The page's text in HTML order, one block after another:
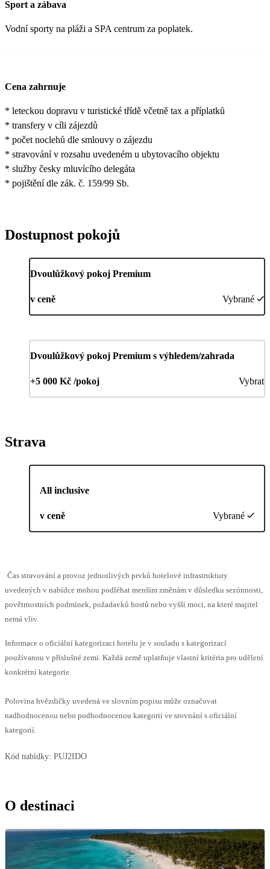
Sport a zábava
Vodní sporty na pláži a SPA centrum za poplatek.
Cena zahrnuje
* leteckou dopravu v turistické třídě včetně tax a příplatků
* transfery v cíli zájezdů
* počet noclehů dle smlouvy o zájezdu
* stravování v rozsahu uvedeném u ubytovacího objektu
* služby česky mluvícího delegáta
* pojištění dle zák. č. 159/99 Sb.
Dostupnost pokojů
Dvoulůžkový pokoj Premium
v ceně Vybrané
Dvoulůžkový pokoj Premium s výhledem/zahrada
+5 000 Kč /pokoj Vybrat
Strava
All inclusive
v ceně Vybrané
Čas stravování a provoz jednotlivých prvků hotelové infrastruktury
uvedených v nabídce mohou podléhat menším změnám v důsledku sezónnosti,
povětrnostních podmínek, požadavků hostů nebo vyšší moci, na které majitel
nemá vliv.
Informace o oficiální kategorizaci hotelu je v souladu s kategorizací
používanou v příslušné zemi. Každá země uplatňuje vlastní kritéria pro udělení
konkrétní kategorie.
Polovina hvězdičky uvedená ve slovním popisu může označovat
nadhodnocenou nebo podhodnocenou kategorii ve srovnání s oficiální
kategorií.
Kód nabídky: PUJ2IDO
O destinaci